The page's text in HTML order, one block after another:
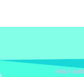
HELP